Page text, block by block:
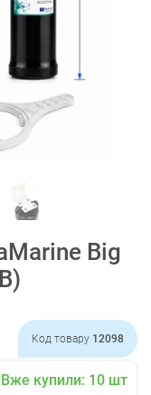
Big
Код товару 12098
Вже купили: 10 шт